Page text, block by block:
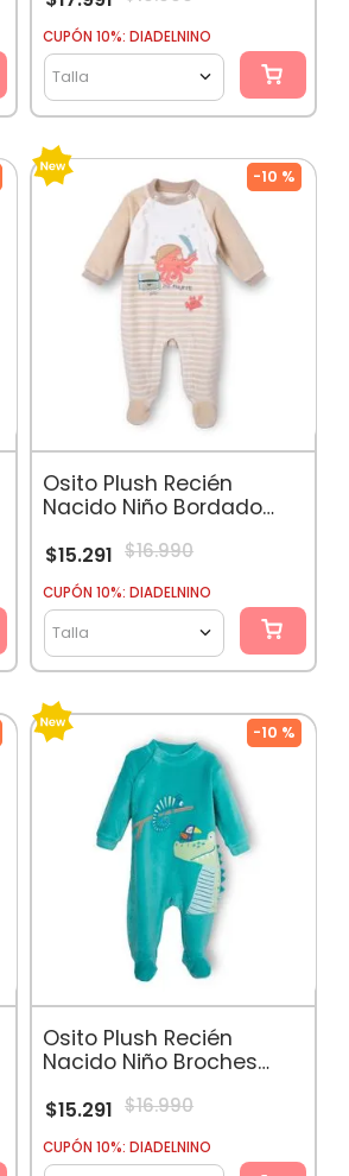
CUPÓN 10%: DIADELNINO
Talla
Osito Plush Recién
Nacido Niño Bordado
-10 %
$15.291 $16.990
CUPÓN 10%: DIADELNINO
Talla
Osito Plush Recién
Nacido Niño Broches
-10 %
$15.291 $16.990
CUPÓN 10%: DIADELNINO